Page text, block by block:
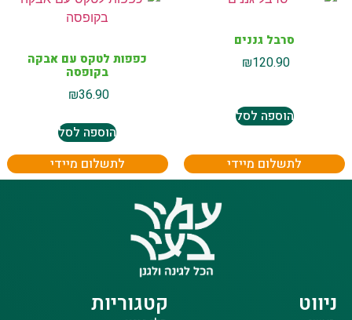
סרבל גננים
₪120.90
הוספה לסל
לתשלום מיידי
כפפות לטקס עם אבקה
בקופסה
₪36.90
הוספה לסל
לתשלום מיידי
ניווט קטגוריות